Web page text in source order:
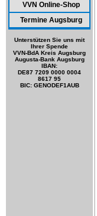
VVN Online-Shop
Termine Augsburg
Unterstützen Sie uns mit
Ihrer Spende
VVN-BdA Kreis Augsburg
Augusta-Bank Augsburg
IBAN:
DE87 7209 0000 0004
8617 95
BIC: GENODEF1AUB